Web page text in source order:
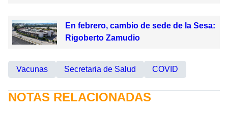
En febrero, cambio de sede de la Sesa:
Rigoberto Zamudio
Vacunas Secretaria de Salud COVID
NOTAS RELACIONADAS